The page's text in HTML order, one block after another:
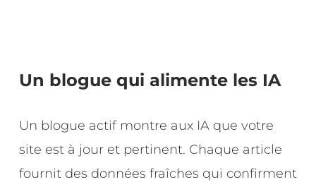
Un blogue qui alimente les IA
Un blogue actif montre aux IA que votre
site est à jour et pertinent. Chaque article
fournit des données fraîches qui confirment